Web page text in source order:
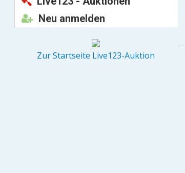
Neu anmelden
Zur Startseite Live123-Auktion